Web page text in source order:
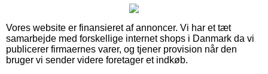
Vores website er finansieret af annoncer. Vi har et tæt
samarbejde med forskellige internet shops i Danmark da vi
publicerer firmaernes varer, og tjener provision når den
bruger vi sender videre foretager et indkøb.